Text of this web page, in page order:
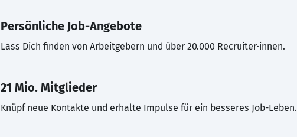
Persönliche Job-Angebote
Lass Dich finden von Arbeitgebern und über 20.000 Recruiter·innen.
21 Mio. Mitglieder
Knüpf neue Kontakte und erhalte Impulse für ein besseres Job-Leben.